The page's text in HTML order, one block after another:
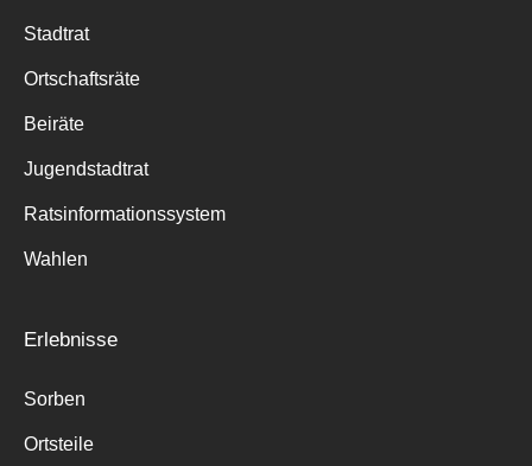
Stadtrat
Ortschaftsräte
Beiräte
Jugendstadtrat
Ratsinformationssystem
Wahlen
Erlebnisse
Sorben
Ortsteile